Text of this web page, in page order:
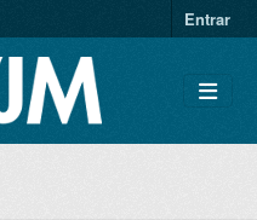
Entrar